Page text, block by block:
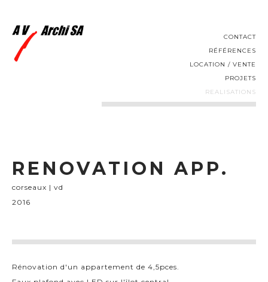
CONTACT
RÉFÉRENCES
LOCATION / VENTE
PROJETS
REALISATIONS
RENOVATION APP.
corseaux | vd
2016
Rénovation d'un appartement de 4,5pces.